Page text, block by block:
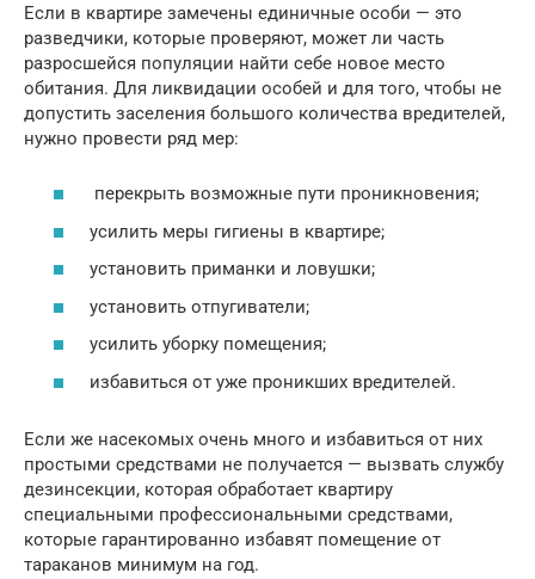
Если в квартире замечены единичные особи — это
разведчики, которые проверяют, может ли часть
разросшейся популяции найти себе новое место
обитания. Для ликвидации особей и для того, чтобы не
допустить заселения большого количества вредителей,
нужно провести ряд мер:
перекрыть возможные пути проникновения;
усилить меры гигиены в квартире;
установить приманки и ловушки;
установить отпугиватели;
усилить уборку помещения;
избавиться от уже проникших вредителей.
Если же насекомых очень много и избавиться от них
простыми средствами не получается — вызвать службу
дезинсекции, которая обработает квартиру
специальными профессиональными средствами,
которые гарантированно избавят помещение от
тараканов минимум на год.